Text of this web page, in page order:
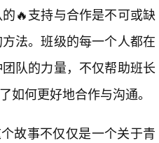
🔥支持与合作是不可或缺
法。班级的每一个人都在
队的力量，不仅帮助班长
如何更好地合作与沟通。
故事不仅仅是一个关于青